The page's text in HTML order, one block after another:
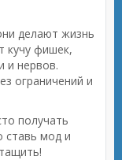
делают жизнь
кучу фишек,
и нервов.
ограничений и
получать
ставь мод и